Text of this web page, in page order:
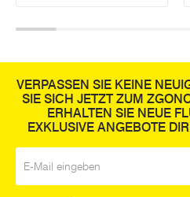
VERPASSEN SIE KEINE
SIE SICH JETZT ZUM
ERHALTEN SIE NEUE
EXKLUSIVE ANGEBOTE